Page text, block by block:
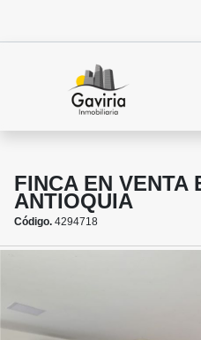
FINCA EN VENTA
ANTIOQUIA
Código. 4294718